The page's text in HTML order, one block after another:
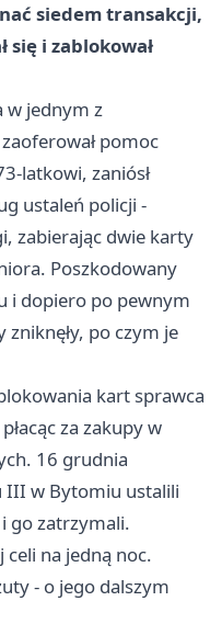
siedem transakcji,
się i zablokował
w jednym z
pomoc
latkowi, zaniósł
ustaleń policji -
zabierając dwie karty
Poszkodowany
i dopiero po pewnym
zniknęły, po czym je
kart sprawca
za zakupy w
16 grudnia
III w Bytomiu ustalili
go zatrzymali.
na jedną noc.
- o jego dalszym